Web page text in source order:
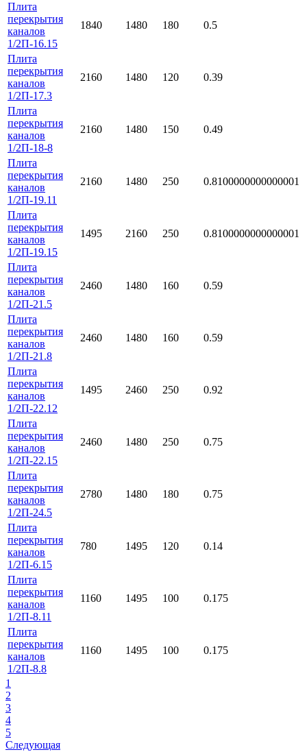
Плита
перекрытия
каналов
1/2П-16.15
1840 1480 180 0.5
Плита
перекрытия
каналов
1/2П-17.3
2160 1480 120 0.39
Плита
перекрытия
каналов
1/2П-18-8
2160 1480 150 0.49
Плита
перекрытия
каналов
1/2П-19.11
2160 1480 250 0.8100000000000001
Плита
перекрытия
каналов
1/2П-19.15
1495 2160 250 0.8100000000000001
Плита
перекрытия
каналов
1/2П-21.5
2460 1480 160 0.59
Плита
перекрытия
каналов
1/2П-21.8
2460 1480 160 0.59
Плита
перекрытия
каналов
1/2П-22.12
1495 2460 250 0.92
Плита
перекрытия
каналов
1/2П-22.15
2460 1480 250 0.75
Плита
перекрытия
каналов
1/2П-24.5
2780 1480 180 0.75
Плита
перекрытия
каналов
1/2П-6.15
780 1495 120 0.14
Плита
перекрытия
каналов
1/2П-8.11
1160 1495 100 0.175
Плита
перекрытия
каналов
1/2П-8.8
1160 1495 100 0.175
1
2
3
4
5
Следующая